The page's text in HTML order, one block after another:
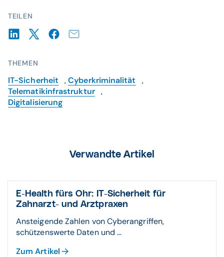
TEILEN
THEMEN
IT-Sicherheit ,Cyberkriminalität
,
Telematikinfrastruktur ,
Digitalisierung
Verwandte Artikel
E-Health fürs Ohr: IT-Sicherheit für
Zahnarzt- und Arztpraxen
Ansteigende Zahlen von Cyberangriffen,
schützenswerte Daten und ...
Zum Artikel